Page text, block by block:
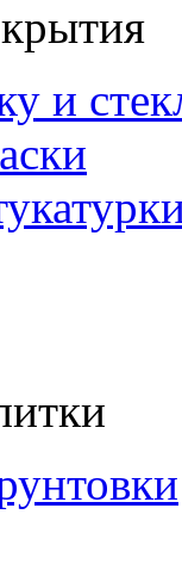
и